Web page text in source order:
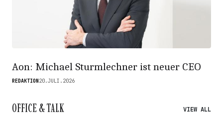
Aon: Michael Sturmlechner ist neuer CEO
REDAKTION 20.JULI.2026
OFFICE & TALK VIEW ALL